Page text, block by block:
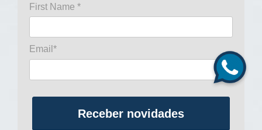
First Name *
Email*
Receber novidades